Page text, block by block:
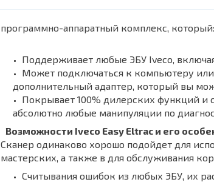
программно-аппаратный комплекс, который:
Поддерживает любые ЭБУ Iveco,
Может подключаться к компьютеру или
дополнительный адаптер, который вы
Покрывает 100% дилерских функций
абсолютно любые манипуляции по
Возможности Iveco Easy Eltrac и его
Сканер одинаково хорошо подойдет для
мастерских, а также в для обслуживания
Считывания ошибок из любых ЭБУ, их